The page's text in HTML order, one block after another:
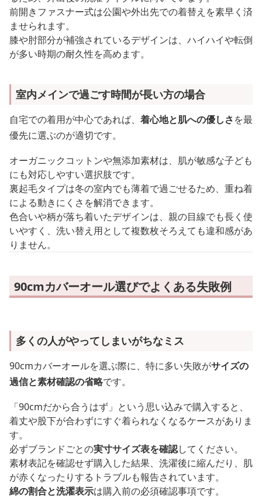
前開きファスナー式は公園や外出先での着替えを素早く済
ませられます。
膝や肘部分が補強されているデザインは、ハイハイや転倒
が多い時期の耐久性を高めます。
室内メインで過ごす時間が長い方の場合
自宅での着用が中心であれば、 着心地と肌への優しさを最
優先に選ぶのが適切です。
オーガニックコットンや無添加素材は、肌が敏感な子ども
にも対応しやすい選択肢です。
裏起毛タイプは冬の室内でも薄着で過ごせるため、重ね着
による動きにくさを解消できます。
色合いや柄が落ち着いたデザインは、親の目線でも長く使
いやすく、洗い替え用として複数枚そろえても違和感があ
りません。
90cmカバーオール選びでよくある失敗例
多くの人がやってしまいがちなミス
90cmカバーオールを選ぶ際に、特に多い失敗がサイズの
過信と素材確認の省略です。
「90cmだから合うはず」という思い込みで購入すると、
着丈や股下が合わずにすぐ着られなくなるケースがありま
す。
必ずブランドごとの実寸サイズ表を確認してください。
素材表記を確認せず購入した結果、洗濯後に縮んだり、肌
が赤くなったりするトラブルも報告されています。
綿の割合と洗濯表示は購入前の必須確認事項です。